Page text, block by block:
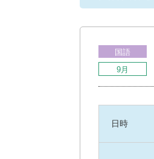
国語
9月
日時